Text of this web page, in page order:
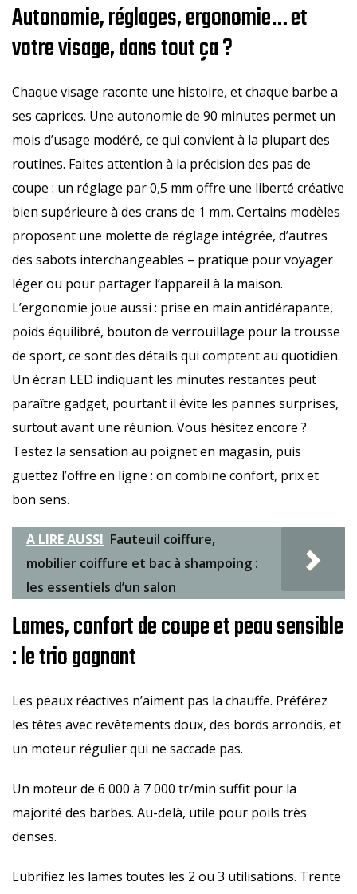
Autonomie, réglages, ergonomie… et
votre visage, dans tout ça ?
Chaque visage raconte une histoire, et chaque barbe a
ses caprices. Une autonomie de 90 minutes permet un
mois d’usage modéré, ce qui convient à la plupart des
routines. Faites attention à la précision des pas de
coupe : un réglage par 0,5 mm offre une liberté créative
bien supérieure à des crans de 1 mm. Certains modèles
proposent une molette de réglage intégrée, d’autres
des sabots interchangeables – pratique pour voyager
léger ou pour partager l’appareil à la maison.
L’ergonomie joue aussi : prise en main antidérapante,
poids équilibré, bouton de verrouillage pour la trousse
de sport, ce sont des détails qui comptent au quotidien.
Un écran LED indiquant les minutes restantes peut
paraître gadget, pourtant il évite les pannes surprises,
surtout avant une réunion. Vous hésitez encore ?
Testez la sensation au poignet en magasin, puis
guettez l’offre en ligne : on combine confort, prix et
bon sens.
A LIRE AUSSI Fauteuil coiffure,
mobilier coiffure et bac à shampoing :
les essentiels d’un salon
Lames, confort de coupe et peau sensible
: le trio gagnant
Les peaux réactives n’aiment pas la chauffe. Préférez
les têtes avec revêtements doux, des bords arrondis, et
un moteur régulier qui ne saccade pas.
Un moteur de 6 000 à 7 000 tr/min suffit pour la
majorité des barbes. Au-delà, utile pour poils très
denses.
Lubrifiez les lames toutes les 2 ou 3 utilisations. Trente